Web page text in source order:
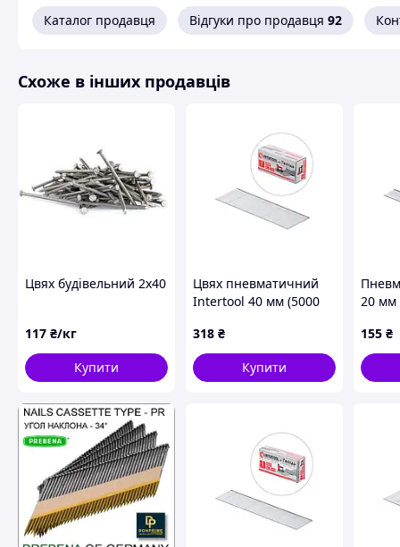
Бобіни упаковуються в коробки.
цвяхи з кільцевим накатом у бобіні
у 4 рази міцніше скріплюють
У ПП «Метизи-94» Ви можете купитицвяхи кільцеві в
Ціна нацвяхи кільцеві в бобінах указана оптова.
Каталог продавця Відгуки про продавця 92
Схоже в інших продавців
Цвях будівельний 2х40
117 ₴/кг
Купити
Цвях пневматичний
Intertool 40 мм (5000
318 ₴
Купити
20 мм
155 ₴